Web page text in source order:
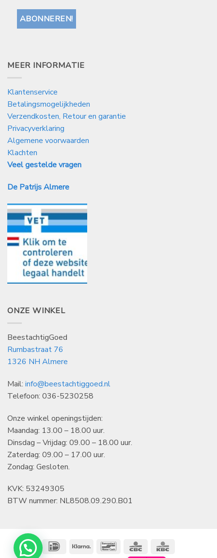
MEER INFORMATIE
Klantenservice
Betalingsmogelijkheden
Verzendkosten, Retour en garantie
Privacyverklaring
Algemene voorwaarden
Klachten
Veel gestelde vragen
De Patrijs Almere
ONZE WINKEL
BeestachtigGoed
Rumbastraat 76
1326 NH Almere
Mail: info@beestachtiggoed.nl
Telefoon: 036-5230258
Onze winkel openingstijden:
Maandag: 13.00 – 18.00 uur.
Dinsdag – Vrijdag: 09.00 – 18.00 uur.
Zaterdag: 09.00 – 17.00 uur.
Zondag: Gesloten.
KVK: 53249305
BTW nummer: NL8508.09.290.B01
IDeal Klarna BancontactCBC